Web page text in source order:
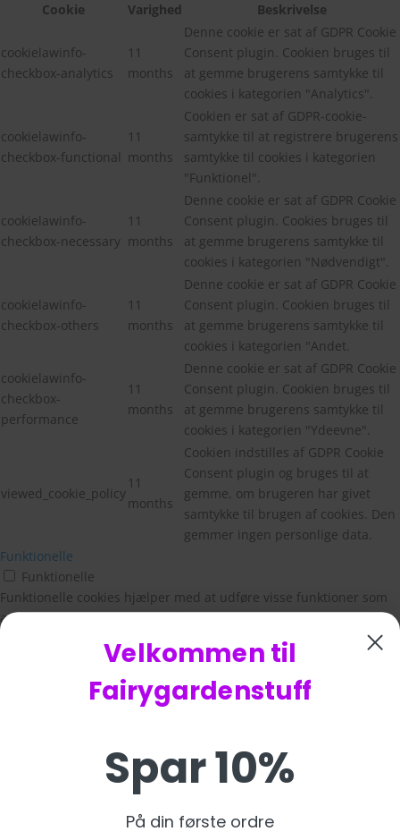
Cookie
Varighed Beskrivelse
cookielawinfo-
checkbox-analytics
11
months
Denne cookie er sat af GDPR Cookie
Consent plugin. Cookien bruges til
at gemme brugerens samtykke til
cookies i kategorien "Analytics".
cookielawinfo-
checkbox-functional
11
months
Cookien er sat af GDPR-cookie-
samtykke til at registrere brugerens
samtykke til cookies i kategorien
"Funktionel".
cookielawinfo-
checkbox-necessary
11
months
Denne cookie er sat af GDPR Cookie
Consent plugin. Cookies bruges til
at gemme brugerens samtykke til
cookies i kategorien "Nødvendigt".
cookielawinfo-
checkbox-others
11
months
Denne cookie er sat af GDPR Cookie
Consent plugin. Cookien bruges til
at gemme brugerens samtykke til
cookies i kategorien "Andet.
cookielawinfo-
checkbox-
performance
11
months
Denne cookie er sat af GDPR Cookie
Consent plugin. Cookien bruges til
at gemme brugerens samtykke til
cookies i kategorien "Ydeevne".
viewed_cookie_policy
11
months
Cookien indstilles af GDPR Cookie
Consent plugin og bruges til at
gemme, om brugeren har givet
samtykke til brugen af cookies. Den
gemmer ingen personlige data.
Funktionelle
Funktionelle
Funktionelle cookies hjælper med at udføre visse funktioner som
at dele webstedets indhold på sociale medieplatforme, indsamle
Præstationscookies bruges til at forstå og analysere de vigtigste
with the website. These cookies help provide information on
Velkommen til
Fairygardenstuff
Spar 10%
På din første ordre